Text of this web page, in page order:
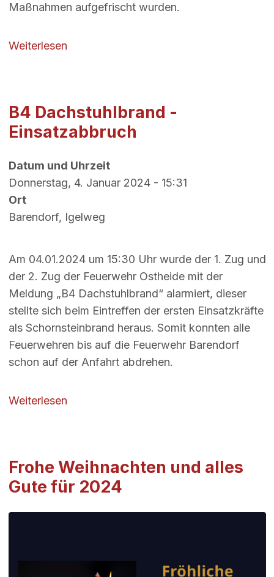
Maßnahmen aufgefrischt wurden.
Weiterlesenüber Ausbildungsauftakt 2024
B4 Dachstuhlbrand -
Einsatzabbruch
Datum und Uhrzeit
Donnerstag, 4. Januar 2024 - 15:31
Ort
Barendorf, Igelweg
Am 04.01.2024 um 15:30 Uhr wurde der 1. Zug und
der 2. Zug der Feuerwehr Ostheide mit der
Meldung „B4 Dachstuhlbrand“ alarmiert, dieser
stellte sich beim Eintreffen der ersten Einsatzkräfte
als Schornsteinbrand heraus. Somit konnten alle
Feuerwehren bis auf die Feuerwehr Barendorf
schon auf der Anfahrt abdrehen.
Weiterlesenüber B4 Dachstuhlbrand -
Frohe Weihnachten und alles
Gute für 2024